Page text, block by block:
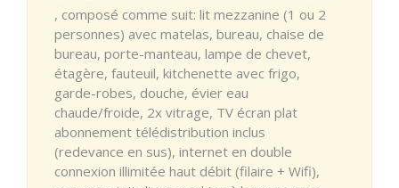
, composé comme suit: lit mezzanine (1 ou 2
personnes) avec matelas, bureau, chaise de
bureau, porte-manteau, lampe de chevet,
étagère, fauteuil, kitchenette avec frigo,
garde-robes, douche, évier eau
chaude/froide, 2x vitrage, TV écran plat
abonnement télédistribution inclus
(redevance en sus), internet en double
connexion illimitée haut débit (filaire + Wifi),